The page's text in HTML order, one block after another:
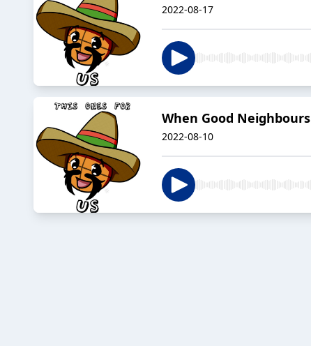
2022-08-17
When Good Neighbours
2022-08-10